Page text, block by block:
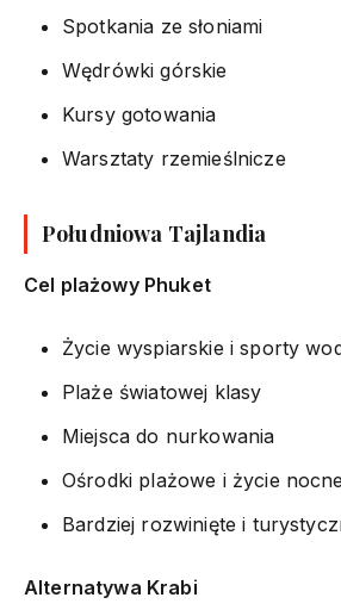
Spotkania ze słoniami
Wędrówki górskie
Kursy gotowania
Warsztaty rzemieślnicze
Południowa Tajlandia
Cel plażowy Phuket
Życie wyspiarskie i sporty
Plaże światowej klasy
Miejsca do nurkowania
Ośrodki plażowe i życie nocne
Bardziej rozwinięte i
Alternatywa Krabi